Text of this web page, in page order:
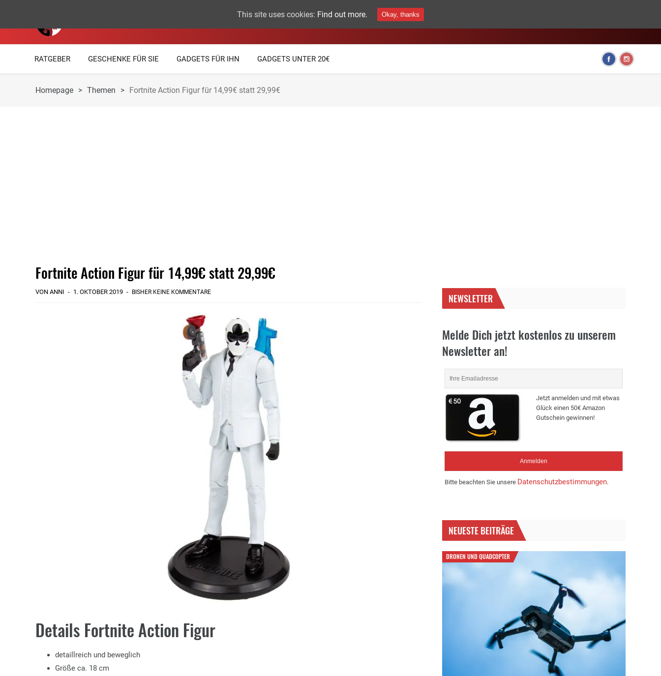
TECHNIK GADGETS
RATGEBER GESCHENKE FÜR SIE GADGETS FÜR IHN GADGETS UNTER 20€
Homepage > Themen > Fortnite Action Figur für 14,99€ statt 29,99€
Fortnite Action Figur für 14,99€ statt 29,99€
VON ANNI 1. OKTOBER 2019 BISHER KEINE KOMMENTARE
Details Fortnite Action Figur
detaillreich und beweglich
Größe ca. 18 cm
NEWSLETTER
Melde Dich jetzt kostenlos zu unserem
Newsletter an!
Jetzt anmelden und mit etwas
Glück einen 50€ Amazon
Gutschein gewinnen!
Bitte beachten Sie unsere Datenschutzbestimmungen.
NEUESTE BEITRÄGE
DRONEN UND QUADCOPTER
This site uses cookies: Find out more. Okay, thanks